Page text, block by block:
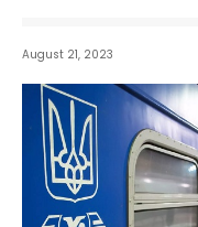
August 21, 2023